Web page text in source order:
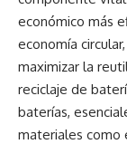
económico más
economía
maximizar la
reciclaje de
baterías,
materiales como